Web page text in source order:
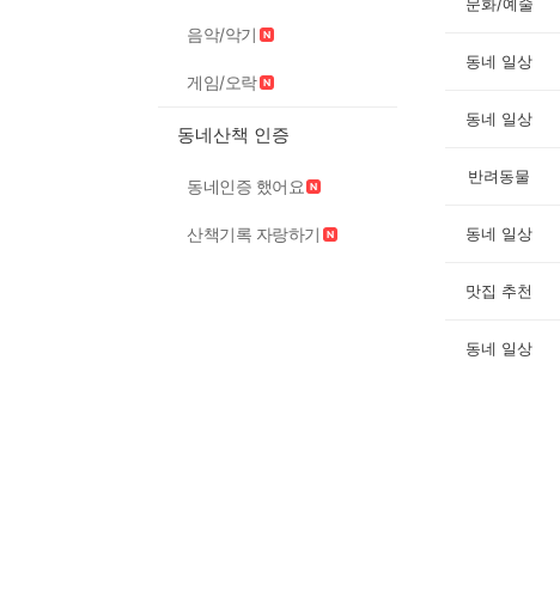
음악/악기
게임/오락
동네산책 인증
동네인증 했어요
산책기록 자랑하기
동네 일상
동네 일상
반려동물
동네 일상
맛집 추천
동네 일상